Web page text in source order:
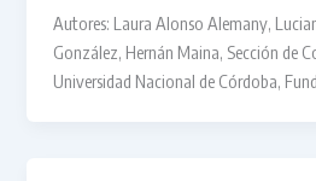
Autores: Laura Alonso Alemany,
González, Hernán Maina, Sección de
Universidad Nacional de Córdoba,